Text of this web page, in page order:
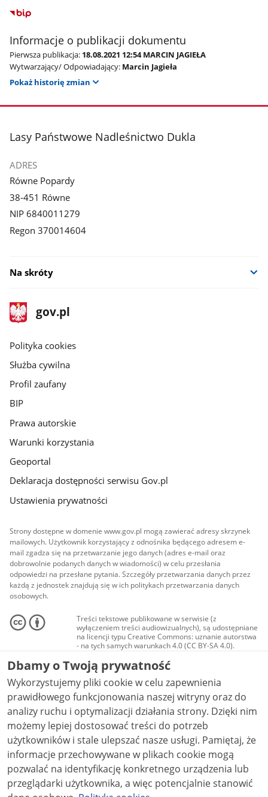
Informacje o publikacji dokumentu
Pierwsza publikacja: 18.08.2021 12:54 MARCIN JAGIEŁA
Wytwarzający/ Odpowiadający: Marcin Jagieła
Pokaż historię zmian
stopka
Lasy Państwowe Nadleśnictwo Dukla
ADRES
Równe Popardy
38-451 Równe
NIP 6840011279
Regon 370014604
Na skróty
stopka
gov.pl
Strona
gov.pl
gov.pl
Polityka cookies
Służba cywilna
Profil zaufany
BIP
Prawa autorskie
Warunki korzystania
Geoportal
Deklaracja dostępności serwisu Gov.pl
Ustawienia prywatności
Strony dostępne w domenie www.gov.pl mogą zawierać adresy skrzynek
mailowych. Użytkownik korzystający z odnośnika będącego adresem e-
mail zgadza się na przetwarzanie jego danych (adres e-mail oraz
dobrowolnie podanych danych w wiadomości) w celu przesłania
odpowiedzi na przesłane pytania. Szczegóły przetwarzania danych przez
każdą z jednostek znajdują się w ich politykach przetwarzania danych
osobowych.
Treści tekstowe publikowane w serwisie (z
wyłączeniem treści audiowizualnych), są udostępniane
na licencji typu Creative Commons: uznanie autorstwa
- na tych samych warunkach 4.0 (CC BY-SA 4.0).
Materiały audiowizualne, w tym zdjęcia, materiały
audio i wideo, są udostępniane na licencji typu
Creative Commons: uznanie autorstwa użycie
niekomercyjne - bez utworów zależnych 4.0 (CC BY-
NC-ND 4.0), o ile nie jest to stwierdzone inaczej.
Dbamy o Twoją prywatność
Wykorzystujemy pliki cookie w celu zapewnienia
prawidłowego funkcjonowania naszej witryny oraz do
analizy ruchu i optymalizacji działania strony. Dzięki nim
możemy lepiej dostosować treści do potrzeb
użytkowników i stale ulepszać nasze usługi. Pamiętaj, że
informacje przechowywane w plikach cookie mogą
pozwalać na identyfikację konkretnego urządzenia lub
przeglądarki użytkownika, a więc potencjalnie stanowić